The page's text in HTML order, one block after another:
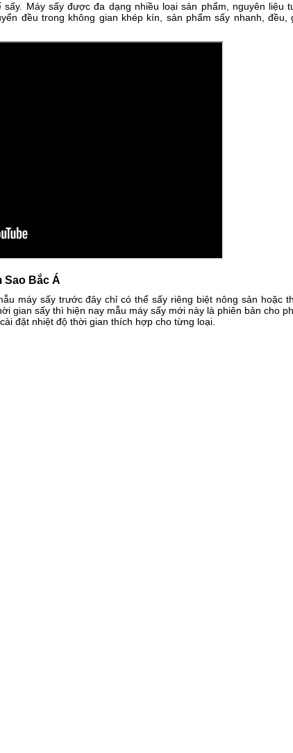
Máy sấy được đa dạng nhiều loại sản phẩm, nguyên liệu
đều trong không gian khép kín, sản phẩm sấy nhanh, đều,
Sao Bắc Á
máy sấy trước đây chỉ có thể sấy riêng biệt nông sản hoặc
gian sấy thì hiện nay mẫu máy sấy mới này là phiên bản cho
đặt nhiệt độ thời gian thích hợp cho từng loại.